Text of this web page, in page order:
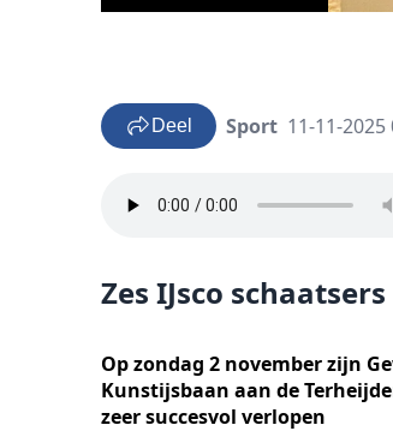
Deel Sport 11-11-2025
Zes IJsco
Op zondag 2 november zijn
Kunstijsbaan aan de
zeer succesvol verlopen